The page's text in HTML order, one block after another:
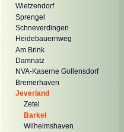
Wietzendorf
Sprengel
Schneverdingen
Heidebauernweg
Am Brink
Damnatz
NVA-Kaserne Gollensdorf
Bremerhaven
Jeverland
Zetel
Barkel
Wilhelmshaven